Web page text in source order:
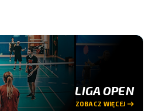
LIGA OPEN
ZOBACZ WIĘCEJ